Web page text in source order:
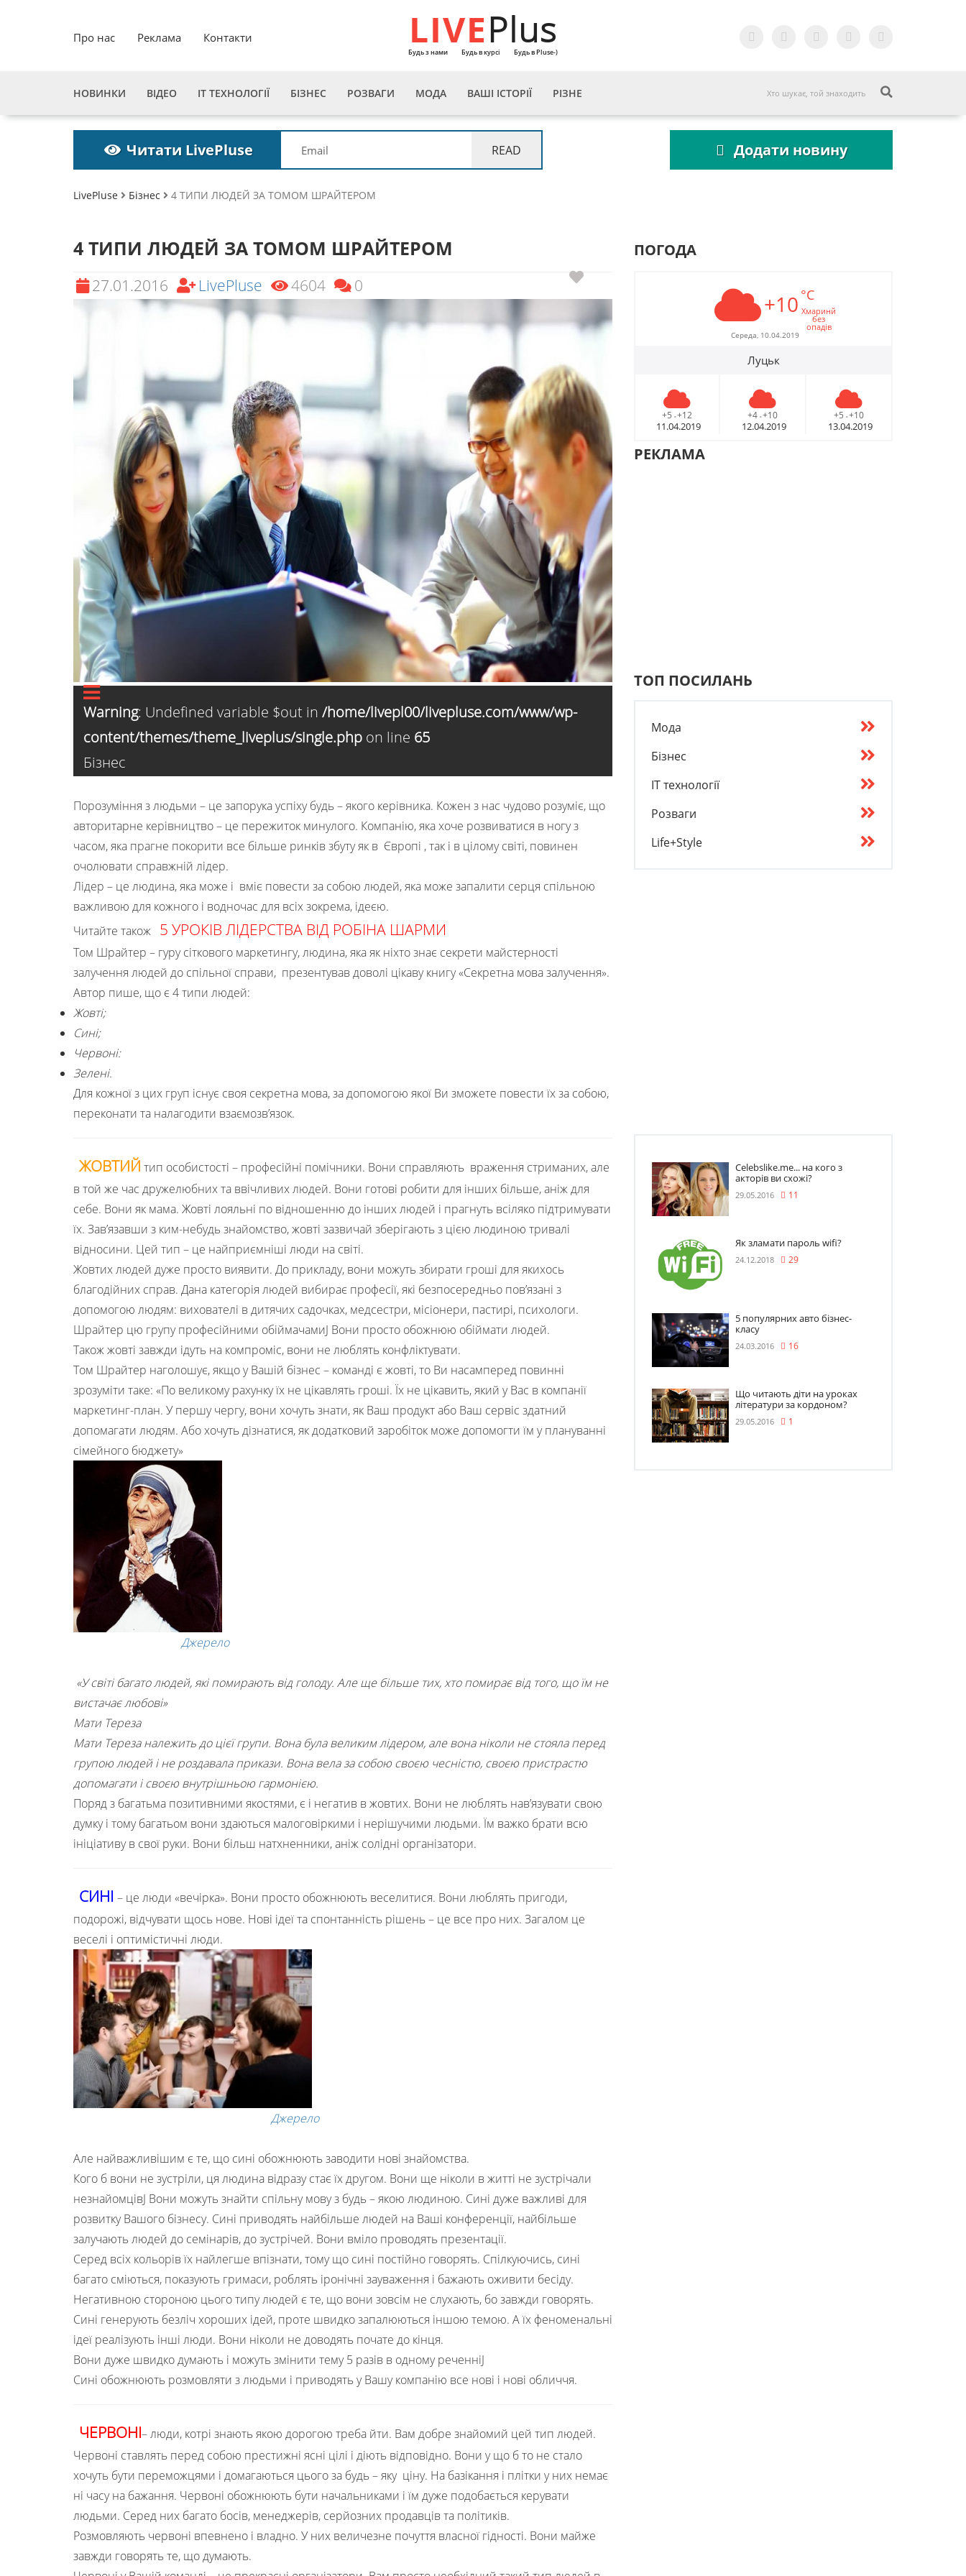
Про нас Реклама Контакти LIVEPlus
Будь з нами Будь в курсі Будь в Pluse-)
НОВИНКИ ВІДЕО ІТ ТЕХНОЛОГІЇ БІЗНЕС РОЗВАГИ МОДА ВАШІ ІСТОРІЇ РІЗНЕ
Читати LivePluse Додати новину
LivePluse Бізнес 4 ТИПИ ЛЮДЕЙ ЗА ТОМОМ ШРАЙТЕРОМ
4 ТИПИ ЛЮДЕЙ ЗА ТОМОМ ШРАЙТЕРОМ
27.01.2016 LivePluse 4604 0
Warning: Undefined variable $out in /home/livepl00/livepluse.com/www/wp-
content/themes/theme_liveplus/single.php on line 65
Бізнес
Порозуміння з людьми – це запорука успіху будь – якого керівника. Кожен з нас чудово розуміє, що
авторитарне керівництво – це пережиток минулого. Компанію, яка хоче розвиватися в ногу з
часом, яка прагне покорити все більше ринків збуту як в Європі , так і в цілому світі, повинен
очолювати справжній лідер.
Лідер – це людина, яка може і вміє повести за собою людей, яка може запалити серця спільною
важливою для кожного і водночас для всіх зокрема, ідеєю.
Читайте також 5 УРОКІВ ЛІДЕРСТВА ВІД РОБІНА ШАРМИ
Том Шрайтер – гуру сіткового маркетингу, людина, яка як ніхто знає секрети майстерності
залучення людей до спільної справи, презентував доволі цікаву книгу «Секретна мова залучення».
Автор пише, що є 4 типи людей:
Жовті;
Сині;
Червоні:
Зелені.
Для кожної з цих груп існує своя секретна мова, за допомогою якої Ви зможете повести їх за собою,
переконати та налагодити взаємозв’язок.
ЖОВТИЙ тип особистості – професійні помічники. Вони справляють враження стриманих, але
в той же час дружелюбних та ввічливих людей. Вони готові робити для інших більше, аніж для
себе. Вони як мама. Жовті лояльні по відношенню до інших людей і прагнуть всіляко підтримувати
їх. Зав’язавши з ким-небудь знайомство, жовті зазвичай зберігають з цією людиною тривалі
відносини. Цей тип – це найприємніші люди на світі.
Жовтих людей дуже просто виявити. До прикладу, вони можуть збирати гроші для якихось
благодійних справ. Дана категорія людей вибирає професії, які безпосередньо пов’язані з
допомогою людям: вихователі в дитячих садочках, медсестри, місіонери, пастирі, психологи.
Шрайтер цю групу професійними обіймачамиJ Вони просто обожнюю обіймати людей.
Також жовті завжди ідуть на компроміс, вони не люблять конфліктувати.
Том Шрайтер наголошує, якщо у Вашій бізнес – команді є жовті, то Ви насамперед повинні
зрозуміти таке: «По великому рахунку їх не цікавлять гроші. Їх не цікавить, який у Вас в компанії
маркетинг-план. У першу чергу, вони хочуть знати, як Ваш продукт або Ваш сервіс здатний
допомагати людям. Або хочуть дізнатися, як додатковий заробіток може допомогти їм у плануванні
сімейного бюджету»
Джерело
«У світі багато людей, які помирають від голоду. Але ще більше тих, хто помирає від того, що їм не
вистачає любові»
Мати Тереза
Мати Тереза належить до цієї групи. Вона була великим лідером, але вона ніколи не стояла перед
групою людей і не роздавала прикази. Вона вела за собою своєю чесністю, своєю пристрастю
допомагати і своєю внутрішньою гармонією.
Поряд з багатьма позитивними якостями, є і негатив в жовтих. Вони не люблять нав’язувати свою
думку і тому багатьом вони здаються малоговіркими і нерішучими людьми. Їм важко брати всю
ініціативу в свої руки. Вони більш натхненники, аніж солідні організатори.
СИНІ – це люди «вечірка». Вони просто обожнюють веселитися. Вони люблять пригоди,
подорожі, відчувати щось нове. Нові ідеї та спонтанність рішень – це все про них. Загалом це
веселі і оптимістичні люди.
Джерело
Але найважливішим є те, що сині обожнюють заводити нові знайомства.
Кого б вони не зустріли, ця людина відразу стає їх другом. Вони ще ніколи в житті не зустрічали
незнайомцівJ Вони можуть знайти спільну мову з будь – якою людиною. Сині дуже важливі для
розвитку Вашого бізнесу. Сині приводять найбільше людей на Ваші конференції, найбільше
залучають людей до семінарів, до зустрічей. Вони вміло проводять презентації.
Серед всіх кольорів їх найлегше впізнати, тому що сині постійно говорять. Спілкуючись, сині
багато сміються, показують гримаси, роблять іронічні зауваження і бажають оживити бесіду.
Негативною стороною цього типу людей є те, що вони зовсім не слухають, бо завжди говорять.
Сині генерують безліч хороших ідей, проте швидко запалюються іншою темою. А їх феноменальні
ідеї реалізують інші люди. Вони ніколи не доводять почате до кінця.
Вони дуже швидко думають і можуть змінити тему 5 разів в одному реченніJ
Сині обожнюють розмовляти з людьми і приводять у Вашу компанію все нові і нові обличчя.
ЧЕРВОНІ– люди, котрі знають якою дорогою треба йти. Вам добре знайомий цей тип людей.
Червоні ставлять перед собою престижні ясні цілі і діють відповідно. Вони у що б то не стало
хочуть бути переможцями і домагаються цього за будь – яку ціну. На базікання і плітки у них немає
ні часу на бажання. Червоні обожнюють бути начальниками і їм дуже подобається керувати
людьми. Серед них багато босів, менеджерів, серйозних продавців та політиків.
Розмовляють червоні впевнено і владно. У них величезне почуття власної гідності. Вони майже
завжди говорять те, що думають.
ПОГОДА
+10 °C
Хмаринй
без
опадів
Середа, 10.04.2019
Луцьк
+5 - +12
11.04.2019
+4 - +10
12.04.2019
+5 - +10
13.04.2019
РЕКЛАМА
ТОП ПОСИЛАНЬ
Мода
Бізнес
IT технології
Розваги
Life+Style
Celebslike.me... на кого з
акторів ви схожі?
29.05.2016 11
Як зламати пароль wifi?
24.12.2018 29
5 популярних авто бізнес-
класу
24.03.2016 16
Що читають діти на уроках
літератури за кордоном?
29.05.2016 1